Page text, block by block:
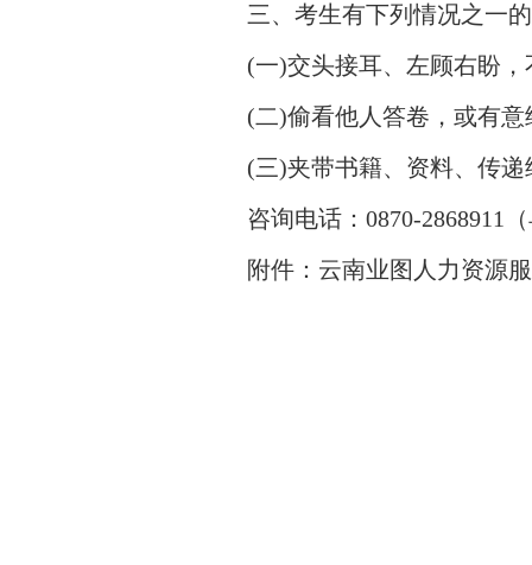
三、考生有下列情况之一
(一)交头接耳、左顾右盼
(二)偷看他人答卷，或有
(三)夹带书籍、资料、传
咨询电话： 0870-2868911
附件：云南业图人力资源